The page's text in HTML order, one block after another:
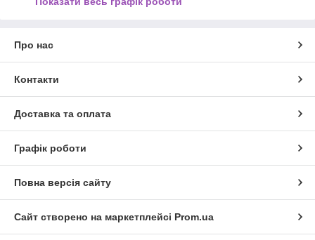
Про нас
Контакти
Доставка та оплата
Графік роботи
Повна версія сайту
Сайт створено на маркетплейсі Prom.ua